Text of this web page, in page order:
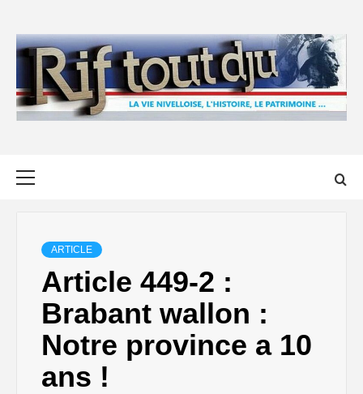
content
ARTICLE
Article 449-2 :
Brabant wallon :
Notre province a 10
ans !